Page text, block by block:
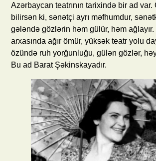
Azərbaycan teatrının tarixində bir ad
bilirsən ki, sənətçi ayrı məfhumdur,
gələndə gözlərin həm gülür, həm ağlayır.
arxasında ağır ömür, yüksək teatr yolu
özündə ruh yorğunluğu, gülən gözlər,
Bu ad Barat Şəkinskayadır.